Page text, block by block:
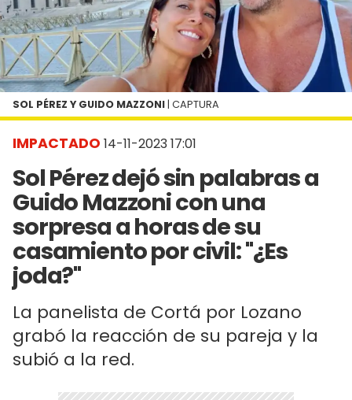
IMPACTADO 14-11-2023 17:01
Sol Pérez dejó sin palabras a
Guido Mazzoni con una
sorpresa a horas de su
casamiento por civil: "¿Es
joda?"
La panelista de Cortá por Lozano
grabó la reacción de su pareja y la
subió a la red.
SOL PÉREZ Y GUIDO MAZZONI | CAPTURA